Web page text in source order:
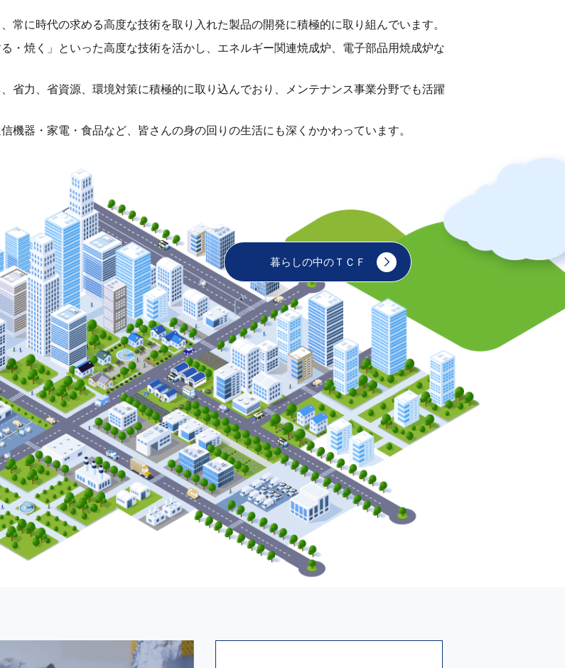
常に時代の求める高度な技術を取り入れた製品の開発に積極的に取り組んでいます。
・焼く」といった高度な技術を活かし、エネルギー関連焼成炉、電子部品用焼成炉な
省力、省資源、環境対策に積極的に取り込んでおり、メンテナンス事業分野でも活躍
機器・家電・食品など、皆さんの身の回りの生活にも深くかかわっています。
暮らしの中のＴＣＦ